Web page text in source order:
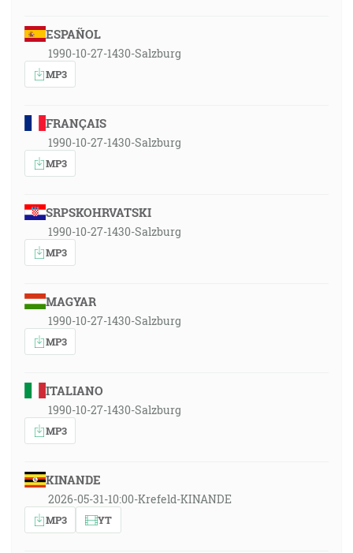
ESPAÑOL
1990-10-27-1430-Salzburg
MP3
FRANÇAIS
1990-10-27-1430-Salzburg
MP3
SRPSKOHRVATSKI
1990-10-27-1430-Salzburg
MP3
MAGYAR
1990-10-27-1430-Salzburg
MP3
ITALIANO
1990-10-27-1430-Salzburg
MP3
KINANDE
2026-05-31-10:00-Krefeld-KINANDE
MP3 YT